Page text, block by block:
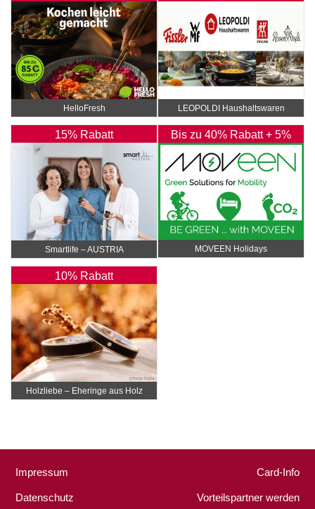
HelloFresh LEOPOLDI Haushaltswaren
15% Rabatt
Smartlife – AUSTRIA
Bis zu 40% Rabatt + 5%
Rabatt Extra
MOVEEN Holidays
10% Rabatt
Holzliebe – Eheringe aus Holz
Impressum
Datenschutz
Card-Info
Vorteilspartner werden